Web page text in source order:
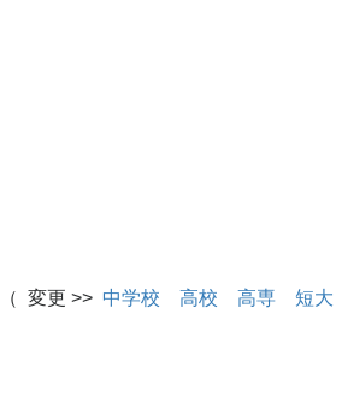
変更 >> 中学校 高校 高専 短大